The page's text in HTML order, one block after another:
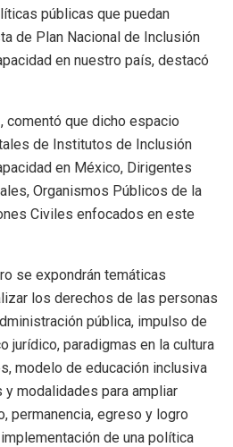
públicas que puedan
de Plan Nacional de Inclusión
en nuestro país, destacó
comentó que dicho espacio
de Institutos de Inclusión
en México, Dirigentes
Organismos Públicos de la
Civiles enfocados en este
se expondrán temáticas
los derechos de las personas
pública, impulso de
jurídico, paradigmas en la cultura
modelo de educación inclusiva
modalidades para ampliar
permanencia, egreso y logro
de una política